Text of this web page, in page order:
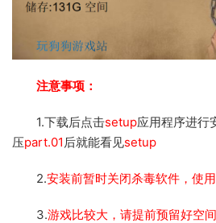
注意事项：
1.下载后点击setup应用程序进行
压part.01 后就能看见setup
2.安装前暂时关闭杀毒软件，使
3.游戏比较大，请提前预留好空